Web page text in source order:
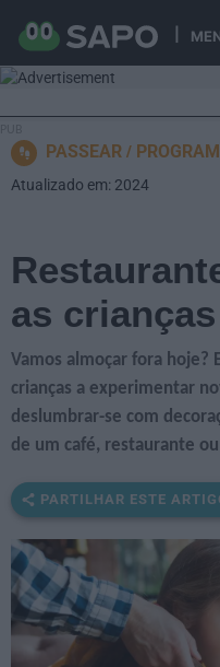
PASSEAR
as crianças
Vamos almoçar fora hoje?
crianças a experimentar
deslumbrar-se com
de um café, restaurante
PARTILHAR ESTE
Atualizado em: 2024